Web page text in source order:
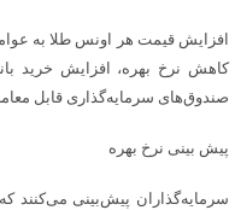
افزایش قیمت هر اونس طلا به
کاهش نرخ بهره، افزایش خرید
صندوق‌های سرمایه‌گذاری قابل
پیش بینی نرخ بهره
سرمایه‌گذاران پیش‌بینی می‌کنند